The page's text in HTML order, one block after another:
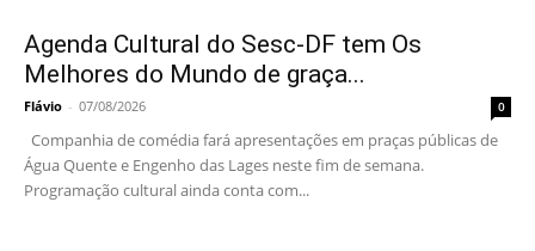
Agenda Cultural do Sesc-DF tem Os
Melhores do Mundo de graça...
Flávio - 07/08/2026 0
Companhia de comédia fará apresentações em praças públicas de
Água Quente e Engenho das Lages neste fim de semana.
Programação cultural ainda conta com...